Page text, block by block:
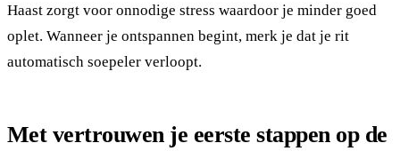
Haast zorgt voor onnodige stress waardoor je minder goed
oplet. Wanneer je ontspannen begint, merk je dat je rit
automatisch soepeler verloopt.
Met vertrouwen je eerste stappen op de